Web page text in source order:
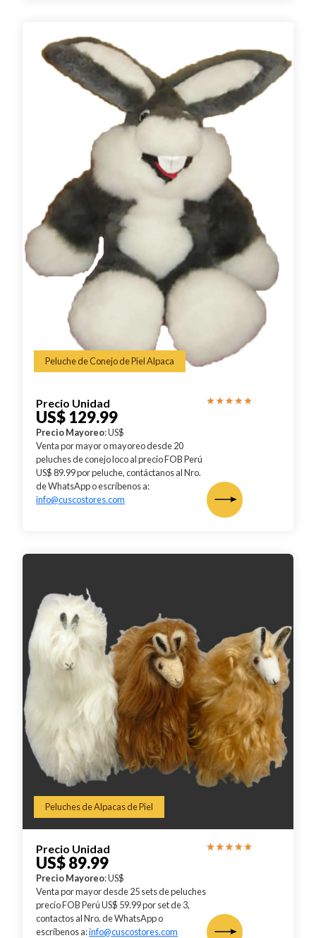
Peluche de Conejo de Piel Alpaca
Precio Unidad
US$ 129.99
Precio Mayoreo: US$
Venta por mayor o mayoreo desde 20
peluches de conejo loco al precio FOB Perú
US$ 89.99 por peluche, contáctanos al Nro.
de WhatsApp o escríbenos a:
info@cuscostores.com
Peluches de Alpacas de Piel
Precio Unidad
US$ 89.99
Precio Mayoreo: US$
Venta por mayor desde 25 sets de peluches
precio FOB Perú US$ 59.99 por set de 3,
contactos al Nro. de WhatsApp o
escríbenos a:info@cuscostores.com